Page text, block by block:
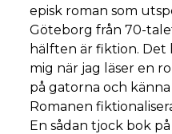
episk roman som
Göteborg från 70-
hälften är fiktion.
mig när jag läser en
på gatorna och
Romanen
En sådan tjock bok